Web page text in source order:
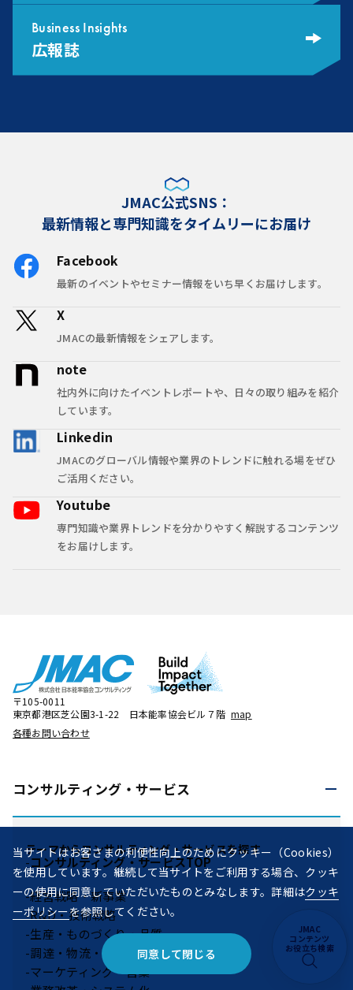
JMAC
コンテンツ
お役立ち検索
Business Insights
広報誌
JMAC公式SNS：
最新情報と専門知識をタイムリーにお届け
Facebook
最新のイベントやセミナー情報をいち早くお届けします。
X
JMACの最新情報をシェアします。
note
社内外に向けたイベントレポートや、日々の取り組みを紹介
しています。
Linkedin
JMACのグローバル情報や業界のトレンドに触れる場をぜひ
ご活用ください。
Youtube
専門知識や業界トレンドを分かりやすく解説するコンテンツ
をお届けします。
〒105-0011
東京都港区芝公園3-1-22 日本能率協会ビル７階 map
各種お問い合わせ
コンサルティング・ サービス
テーマからコンサルティング・サービスを探す
コンサルティング・サービスTOP
経営戦略・新事業
R&D・技術戦略
生産・ものづくり・品質
調達・物流・SCM
マーケティング・営業
当サイトはお客さまの利便性向上のためにクッキー（Cookies）
を使用しています。継続して当サイトをご利用する場合、クッキ
ーの使用に同意していただいたものとみなします。詳細はクッキ
ーポリシーを参照してください。
同意して閉じる